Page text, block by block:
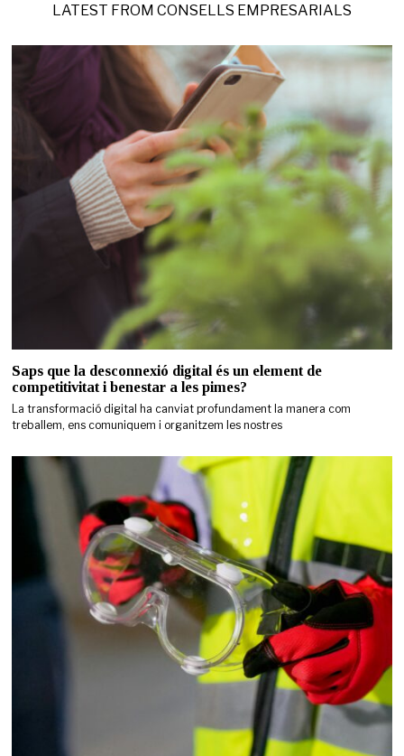
LATEST FROM CONSELLS EMPRESARIALS
Saps que la desconnexió digital és un element de
competitivitat i benestar a les pimes?
La transformació digital ha canviat profundament la manera com
treballem, ens comuniquem i organitzem les nostres